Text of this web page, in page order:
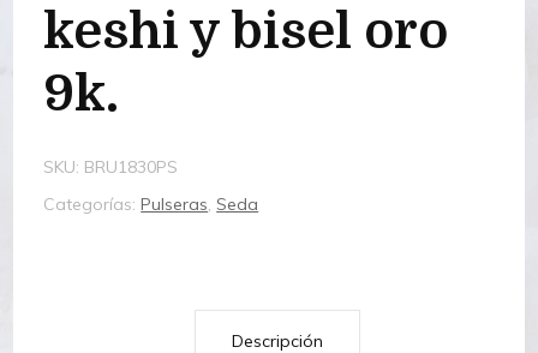
keshi y bisel oro
9k.
SKU: BRU1830PS
Categorías:Pulseras,Seda
Descripción